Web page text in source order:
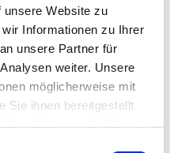
unsere Website zu
Informationen zu Ihrer
unsere Partner für
weiter. Unsere
möglicherweise mit
Sie ihnen bereitgestellt